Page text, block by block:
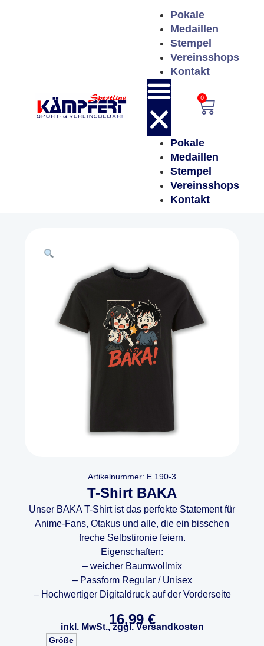
Pokale
Medaillen
Stempel
Vereinsshops
Kontakt
Pokale
Medaillen
Stempel
Vereinsshops
Kontakt
0
Artikelnummer: E 190-3
T-Shirt BAKA
Unser BAKA T-Shirt ist das perfekte Statement für
Anime-Fans, Otakus und alle, die ein bisschen
freche Selbstironie feiern.
Eigenschaften:
– weicher Baumwollmix
– Passform Regular / Unisex
– Hochwertiger Digitaldruck auf der Vorderseite
16,99 €
inkl. MwSt., zggl. Versandkosten
Größe